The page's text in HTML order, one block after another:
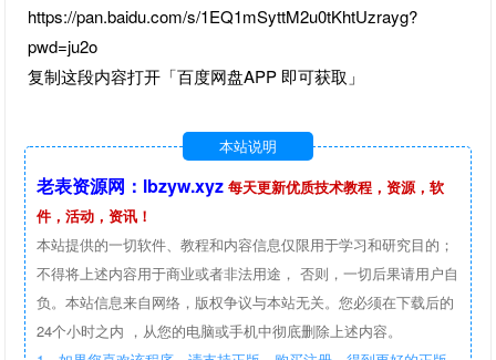
https://pan.baidu.com/s/1EQ1mSyttM2u0tKhtUzrayg?
pwd=ju2o
复制这段内容打开「百度网盘APP 即可获取」
本站说明
老表资源网：lbzyw.xyz 每天更新优质技术教程，资源，软
件，活动，资讯！
本站提供的一切软件、教程和内容信息仅限用于学习和研究目的；
不得将上述内容用于商业或者非法用途， 否则，一切后果请用户自
负。本站信息来自网络，版权争议与本站无关。您必须在下载后的
24个小时之内 ，从您的电脑或手机中彻底删除上述内容。